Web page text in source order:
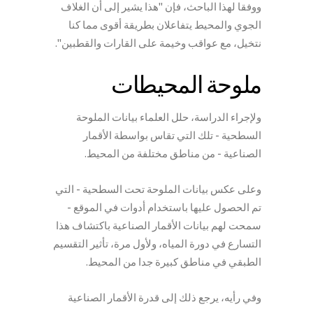
ووفقا لهذا الباحث، فإن "هذا يشير إلى أن الغلاف
الجوي والمحيط يتفاعلان بطريقة أقوى مما كنا
نتخيل، مع عواقب وخيمة على القارات والقطبين".
ملوحة المحيطات
ولإجراء الدراسة، حلل العلماء بيانات الملوحة
السطحية - تلك التي تقاس بواسطة الأقمار
الصناعية - من مناطق مختلفة من المحيط.
وعلى عكس بيانات الملوحة تحت السطحية - التي
تم الحصول عليها باستخدام أدوات في الموقع -
سمحت لهم بيانات الأقمار الصناعية باكتشاف هذا
التسارع في دورة المياه، ولأول مرة، تأثير التقسيم
الطبقي في مناطق كبيرة جدا من المحيط.
وفي رأيه، يرجع ذلك إلى قدرة الأقمار الصناعية